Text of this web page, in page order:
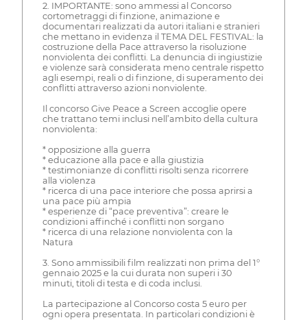
2. IMPORTANTE: sono ammessi al Concorso
cortometraggi di finzione, animazione e
documentari realizzati da autori italiani e stranieri
che mettano in evidenza il TEMA DEL FESTIVAL: la
costruzione della Pace attraverso la risoluzione
nonviolenta dei conflitti. La denuncia di ingiustizie
e violenze sarà considerata meno centrale rispetto
agli esempi, reali o di finzione, di superamento dei
conflitti attraverso azioni nonviolente.
Il concorso Give Peace a Screen accoglie opere
che trattano temi inclusi nell’ambito della cultura
nonviolenta:
* opposizione alla guerra
* educazione alla pace e alla giustizia
* testimonianze di conflitti risolti senza ricorrere
alla violenza
* ricerca di una pace interiore che possa aprirsi a
una pace più ampia
* esperienze di “pace preventiva”: creare le
condizioni affinché i conflitti non sorgano
* ricerca di una relazione nonviolenta con la
Natura
3. Sono ammissibili film realizzati non prima del 1°
gennaio 2025 e la cui durata non superi i 30
minuti, titoli di testa e di coda inclusi.
La partecipazione al Concorso costa 5 euro per
ogni opera presentata. In particolari condizioni è